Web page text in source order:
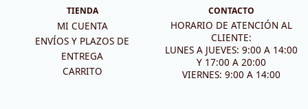
TIENDA
MI CUENTA
ENVÍOS Y PLAZOS DE
ENTREGA
CARRITO
CONTACTO
HORARIO DE ATENCIÓN AL
CLIENTE:
LUNES A JUEVES: 9:00 A 14:00
Y 17:00 A 20:00
VIERNES: 9:00 A 14:00